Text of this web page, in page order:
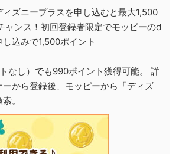
ィズニープラスを申し込むと最大1,500
ャンス！初回登録者限定でモッピーのd
込みで1,500ポイント
なし）でも990ポイント獲得可能。 詳
ーから登録後、モッピーから「ディズ
。